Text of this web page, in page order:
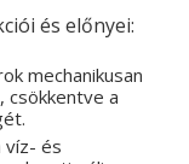
és előnyei:
mechanikusan
csökkentve a
víz- és